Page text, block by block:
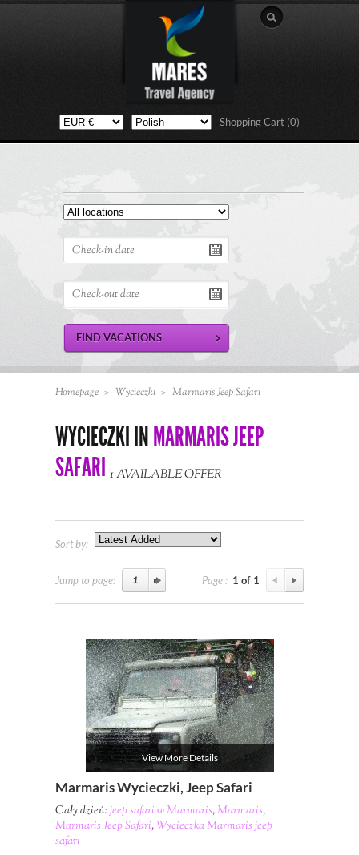
Shopping Cart (0)
Homepage > Wycieczki > Marmaris Jeep Safari
WYCIECZKI INMARMARIS JEEP
SAFARI 1 AVAILABLE OFFER
Sort by:
Jump to page: Page : 1 of 1
View More Details
Marmaris Wycieczki, Jeep Safari
Cały dzień:jeep safari w Marmaris,Marmaris,
Marmaris Jeep Safari,Wycieczka Marmaris jeep
safari